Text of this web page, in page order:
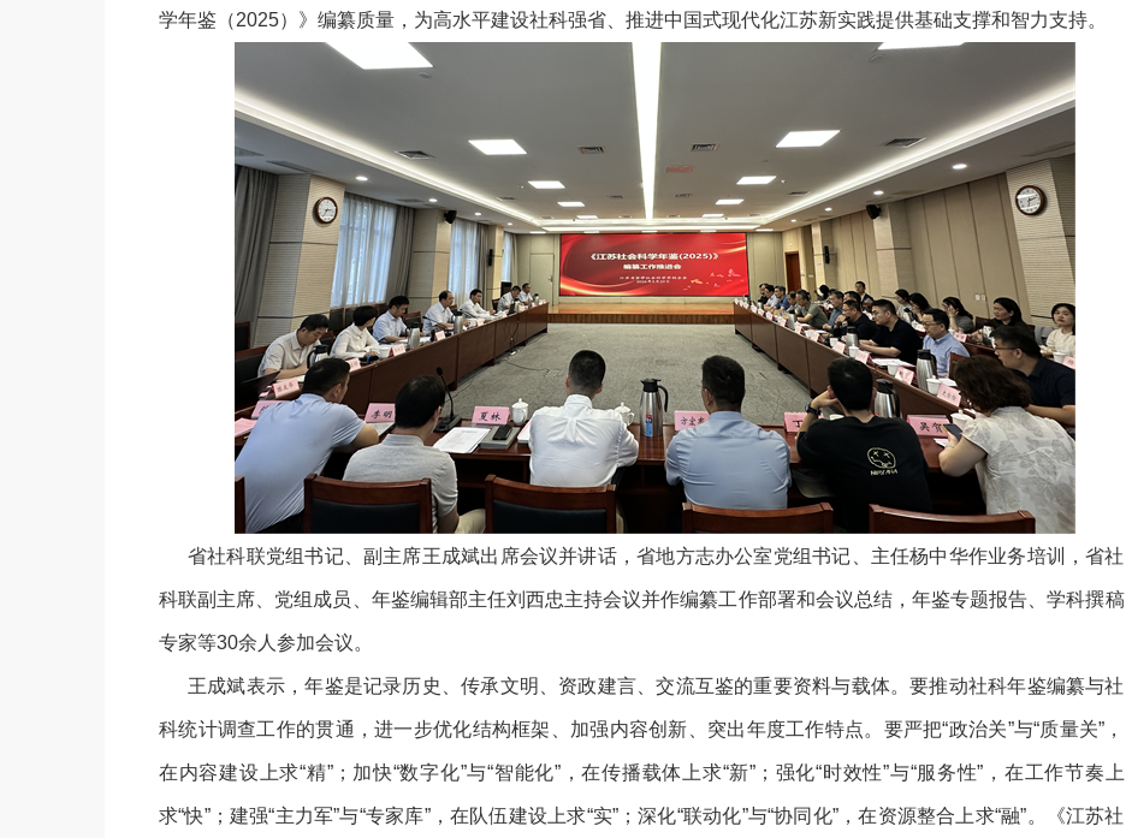
学年鉴（2025）》编纂质量，为高水平建设社科强省、推进中国式现代化江苏新实践提供基础支撑和智力支持。
省社科联党组书记、副主席王成斌出席会议并讲话，省地方志办公室党组书记、主任杨中华作业务培训，省社
科联副主席、党组成员、年鉴编辑部主任刘西忠主持会议并作编纂工作部署和会议总结，年鉴专题报告、学科撰稿
专家等30余人参加会议。
王成斌表示，年鉴是记录历史、传承文明、资政建言、交流互鉴的重要资料与载体。要推动社科年鉴编纂与社
科统计调查工作的贯通，进一步优化结构框架、加强内容创新、突出年度工作特点。要严把“政治关”与“质量关”，
在内容建设上求“精”；加快“数字化”与“智能化”，在传播载体上求“新”；强化“时效性”与“服务性”，在工作节奏上
求“快”；建强“主力军”与“专家库”，在队伍建设上求“实”；深化“联动化”与“协同化”，在资源整合上求“融”。《江苏社